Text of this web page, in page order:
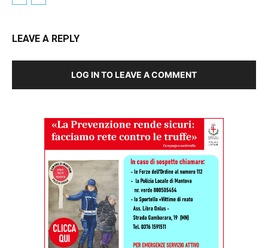
LEAVE A REPLY
LOG IN TO LEAVE A COMMENT